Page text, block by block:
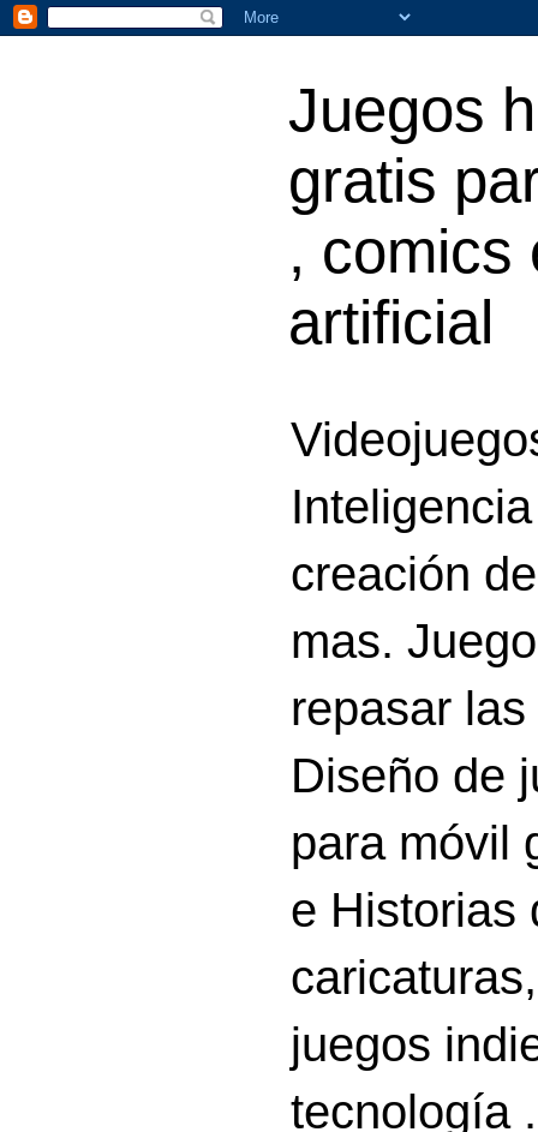
Juegos
gratis
, comics
artificial
creación
mas.
repasar
Diseño de
para móvil
e Historias
juegos
tecnología